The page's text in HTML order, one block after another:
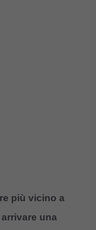
più vicino a
una